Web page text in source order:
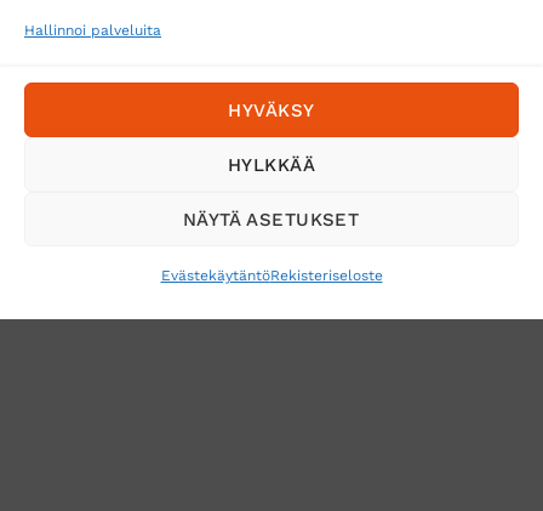
Hallinnoi palveluita
HYVÄKSY
HYLKKÄÄ
NÄYTÄ ASETUKSET
EvästekäytäntöRekisteriseloste
Matkahuolto
Tilaa uutiskirje ja saat erikoisalennuksia